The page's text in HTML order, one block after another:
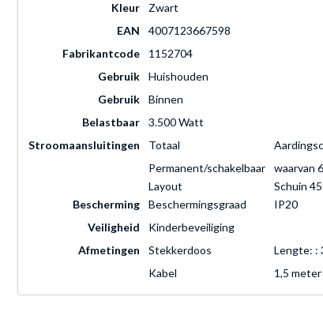
Kleur
Zwart
EAN
4007123667598
Fabrikantcode
1152704
Gebruik
Huishouden
Gebruik
Binnen
Belastbaar
3.500 Watt
Stroomaansluitingen
Totaal
Permanent/schakelbaar
waarvan
Layout
Schuin
Bescherming
Beschermingsgraad
IP20
Veiligheid
Kinderbeveiliging
Afmetingen
Stekkerdoos
Lengte: :
Kabel
1,5 meter